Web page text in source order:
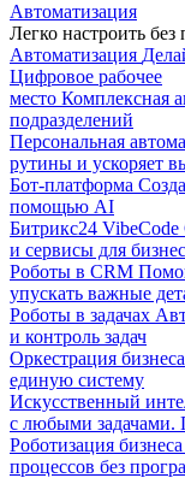
Автоматизация
Легко настроить
Автоматизация
Цифровое рабочее
место Комплексная
подразделений
Персональная
рутины и ускоряет
Бот-платформа
помощью AI
Битрикс24 VibeCode
и сервисы для
Роботы в CRM
упускать важные
Роботы в задачах
и контроль задач
Оркестрация бизнеса
единую систему
Искусственный
с любыми задачами.
Роботизация бизнеса
процессов без